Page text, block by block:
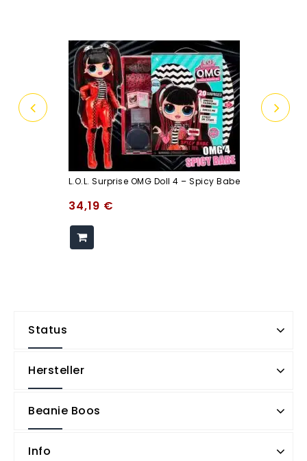
L.O.L. Surprise OMG Doll 4 – Spicy Babe
34,19 €
Status
Hersteller
Beanie Boos
Info